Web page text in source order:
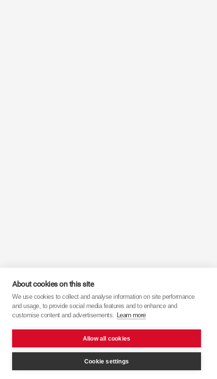
About cookies on this site
We use cookies to collect and analyse information on site performance
and usage, to provide social media features and to enhance and
customise content and advertisements. Learn more
Allow all cookies
Cookie settings